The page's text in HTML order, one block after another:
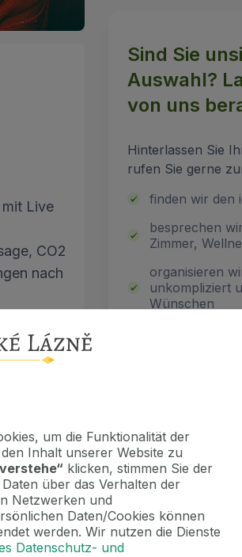
Live
CO2
nach
Sind Sie
Auswahl?
von uns
Hinterlassen Sie
rufen Sie gerne
finden wir den
besprechen
Zimmer,
organisieren
unkompliziert
Wünschen
Wir sind direkt in
jedes Hotel
um die Funktionalität der
Inhalt unserer Website zu
klicken, stimmen Sie der
über das Verhalten der
Netzwerken und
Daten/Cookies können
werden. Wir nutzen die Dienste
Datenschutz- und